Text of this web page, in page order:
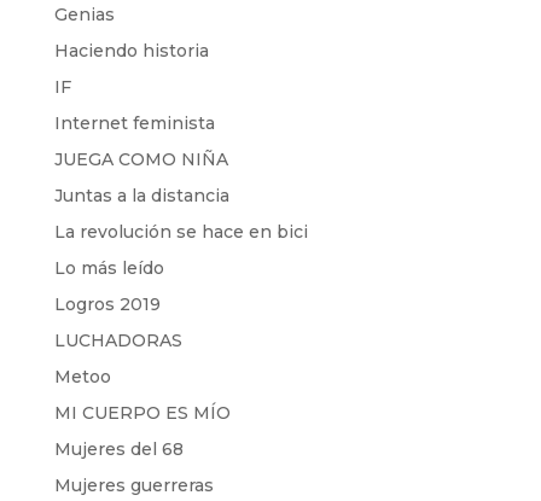
Genias
Haciendo historia
IF
Internet feminista
JUEGA COMO NIÑA
Juntas a la distancia
La revolución se hace en bici
Lo más leído
Logros 2019
LUCHADORAS
Metoo
MI CUERPO ES MÍO
Mujeres del 68
Mujeres guerreras